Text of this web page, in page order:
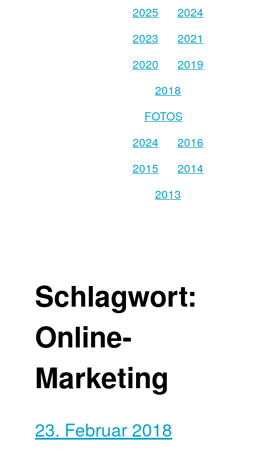
2025
2024
2023
2021
2020
2019
2018
FOTOS
2024
2016
2015
2014
2013
Schlagwort:
Online-
Marketing
23. Februar 2018